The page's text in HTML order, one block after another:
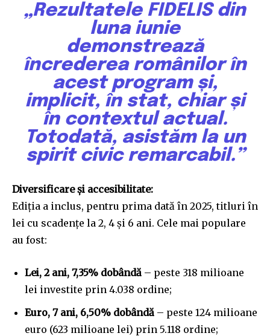
„Rezultatele FIDELIS din
luna iunie
demonstrează
încrederea românilor în
acest program și,
implicit, în stat, chiar și
în contextul actual.
Totodată, asistăm la un
spirit civic remarcabil.”
Diversificare și accesibilitate:
Ediția a inclus, pentru prima dată în 2025, titluri în
lei cu scadențe la 2, 4 și 6 ani. Cele mai populare
au fost:
Lei, 2 ani, 7,35% dobândă – peste 318 milioane
lei investite prin 4.038 ordine;
Euro, 7 ani, 6,50% dobândă – peste 124 milioane
euro (623 milioane lei) prin 5.118 ordine;